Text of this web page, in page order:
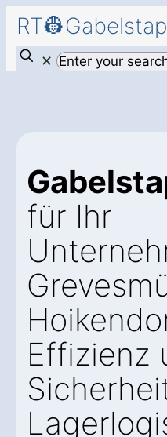
✕
für Ihr
Effizienz